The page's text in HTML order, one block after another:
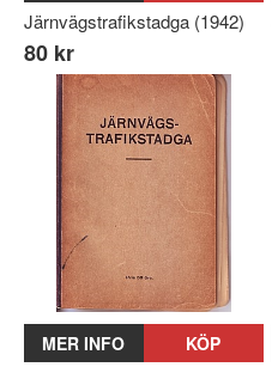
Järnvägstrafikstadga (1942)
80 kr
MER INFO KÖP